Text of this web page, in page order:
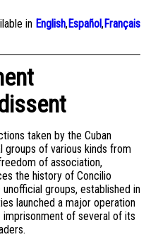
in English,Español,Français
taken by the Cuban
groups of various kinds from
of association,
the history of Concilio
groups, established in
launched a major operation
imprisonment of several of its